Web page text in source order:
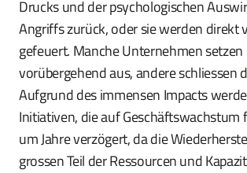
Drucks und der psychologischen
Angriffs zurück, oder sie werden direkt
gefeuert. Manche Unternehmen
vorübergehend aus, andere schliessen
Aufgrund des immensen Impacts
Initiativen, die auf Geschäftswachstum
um Jahre verzögert, da die
grossen Teil der Ressourcen und